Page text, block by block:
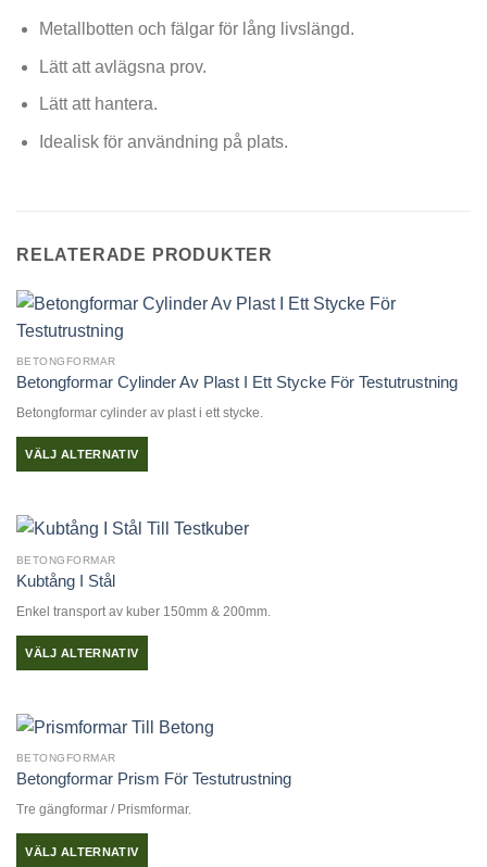
Metallbotten och fälgar för lång livslängd.
Lätt att avlägsna prov.
Lätt att hantera.
Idealisk för användning på plats.
RELATERADE PRODUKTER
BETONGFORMAR
Betongformar Cylinder Av Plast I Ett Stycke För Testutrustning
Betongformar cylinder av plast i ett stycke.
VÄLJ ALTERNATIV
produkten
flera
De
väljas
på
produktsidan
BETONGFORMAR
Kubtång I Stål
Enkel transport av kuber 150mm & 200mm.
VÄLJ ALTERNATIV
produkten
flera
De
BETONGFORMAR
Betongformar Prism För Testutrustning
Tre gängformar / Prismformar.
VÄLJ ALTERNATIV